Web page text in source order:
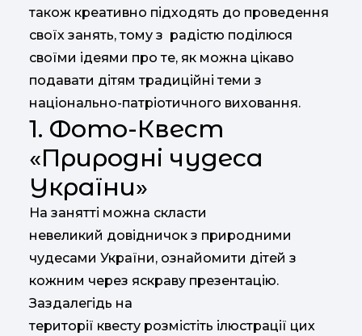
також креативно підходять до проведення
своїх занять, тому з радістю поділюся
своїми ідеями про те, як можна цікаво
подавати дітям традиційні теми з
національно-патріотичного виховання.
1. Фото-Квест
«Природні чудеса
України»
На занятті можна скласти
невеликий довідничок з природними
чудесами України, ознайомити дітей з
кожним через яскраву презентацію.
Заздалегідь на
території квесту розмістіть ілюстрації цих